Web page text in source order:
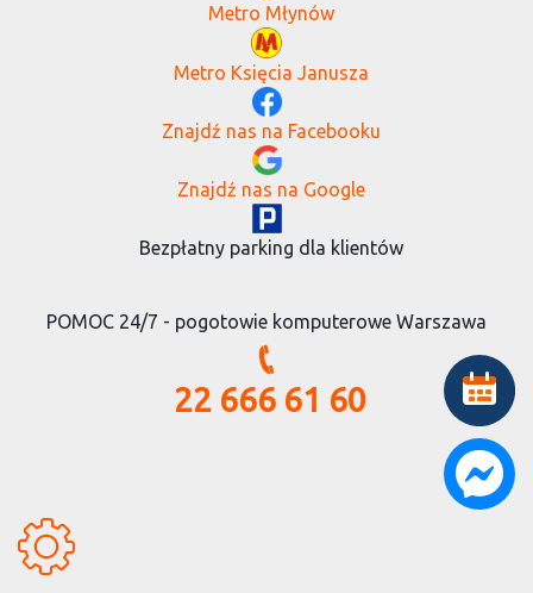
Metro Młynów
Metro Księcia Janusza
Znajdź nas na Facebooku
Znajdź nas na Google
Bezpłatny parking dla klientów
POMOC 24/7 - pogotowie komputerowe Warszawa
22 666 61 60